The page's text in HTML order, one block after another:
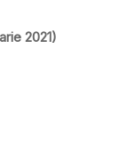
2021)